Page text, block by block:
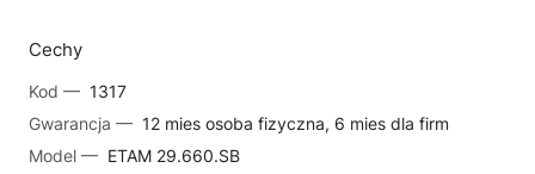
Cechy
Kod — 1317
Gwarancja — 12 mies osoba fizyczna, 6 mies dla firm
Model — ETAM 29.660.SB